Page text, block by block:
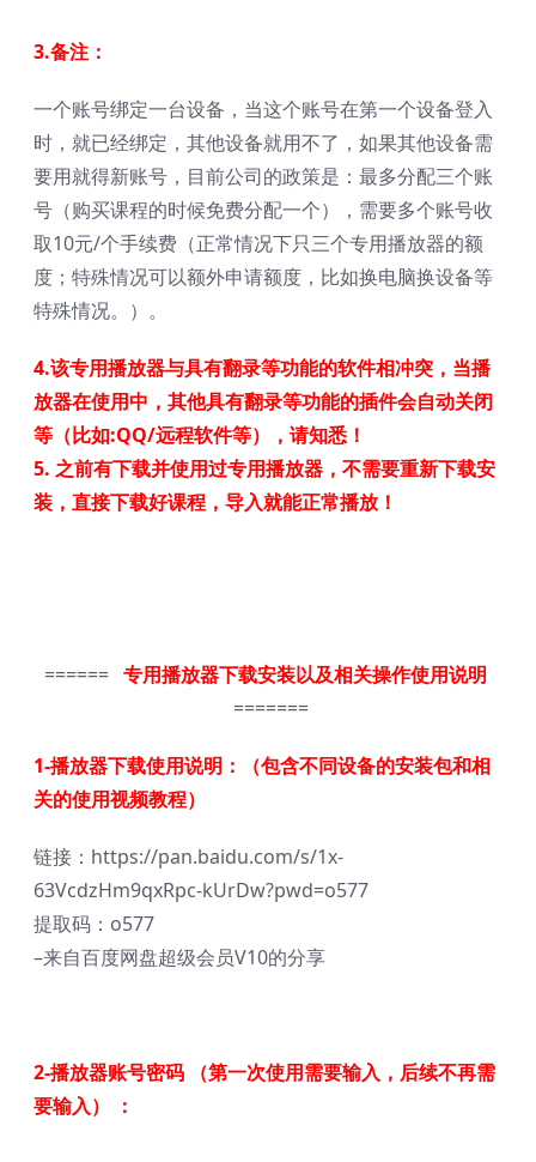
3.备注：
一个账号绑定一台设备，当这个账号在第一个设备登入
时，就已经绑定，其他设备就用不了，如果其他设备需
要用就得新账号，目前公司的政策是：最多分配三个账
号（购买课程的时候免费分配一个），需要多个账号收
取10元/个手续费（正常情况下只三个专用播放器的额
度；特殊情况可以额外申请额度，比如换电脑换设备等
特殊情况。）。
4.该专用播放器与具有翻录等功能的软件相冲突， 当播
放器在使用中，其他具有翻录等功能的插件会自动关闭
等（比如:QQ/远程软件等），请知悉！
5. 之前有下载并使用过专用播放器，不需要重新下载安
装，直接下载好课程，导入就能正常播放！
====== 专用播放器下载安装以及相关操作使用说明
=======
1-播放器下载使用说明：（包含不同设备的安装包和相
关的使用视频教程）
链接：https://pan.baidu.com/s/1x-
63VcdzHm9qxRpc-kUrDw?pwd=o577
提取码：o577
–来自百度网盘超级会员V10的分享
2-播放器账号密码 （第一次使用需要输入，后续不再需
要输入） ：